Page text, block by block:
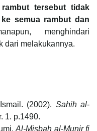
tersebut tidak
semua rambut dan
menghindari
dari melakukannya.
(2002). Sahih al-
1. p.1490.
Al-Misbah al-Munir fi